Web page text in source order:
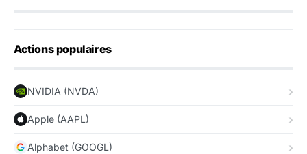
Actions populaires
NVIDIA (NVDA)
Apple (AAPL)
Alphabet (GOOGL)